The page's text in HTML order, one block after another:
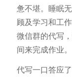
惫不堪。睡眠
顾及学习和工
微信群的代写
间来完成作业。
代写一口答应